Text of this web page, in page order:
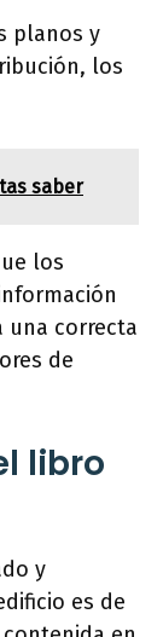
planos y
los
saber
los
una correcta
de
libro
y
es de